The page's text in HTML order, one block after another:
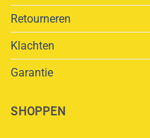
Retourneren
Klachten
Garantie
SHOPPEN